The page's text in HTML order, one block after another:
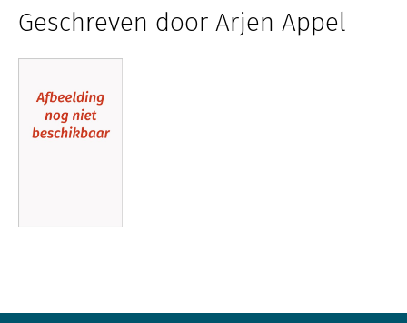
Geschreven door Arjen Appel